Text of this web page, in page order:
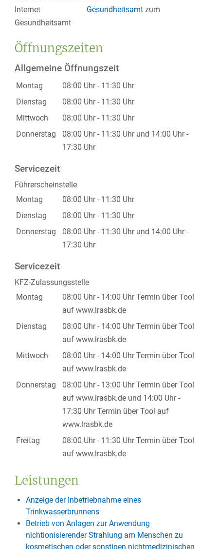
Internet
Gesundheitsamt zum
Gesundheitsamt
Öffnungszeiten
Allgemeine Öffnungszeit
Montag 08:00 Uhr- 11:30 Uhr
Dienstag
08:00 Uhr- 11:30 Uhr
Mittwoch
08:00 Uhr- 11:30 Uhr
Donnerstag
08:00 Uhr- 11:30 Uhrund 14:00 Uhr-
17:30 Uhr
Servicezeit
Führerscheinstelle
Montag
08:00 Uhr- 11:30 Uhr
Dienstag
08:00 Uhr- 11:30 Uhr
Donnerstag
08:00 Uhr- 11:30 Uhrund 14:00 Uhr-
17:30 Uhr
Servicezeit
KFZ-Zulassungsstelle
Montag
08:00 Uhr- 14:00 Uhr Termin über Tool
auf www.lrasbk.de
Dienstag
08:00 Uhr- 14:00 Uhr Termin über Tool
auf www.lrasbk.de
Mittwoch
08:00 Uhr- 14:00 Uhr Termin über Tool
auf www.lrasbk.de
Donnerstag
08:00 Uhr- 13:00 Uhr Termin über Tool
auf www.lrasbk.de und 14:00 Uhr-
17:30 Uhr Termin über Tool auf
www.lrasbk.de
Freitag
08:00 Uhr- 11:30 Uhr Termin über Tool
auf www.lrasbk.de
Leistungen
Anzeige der Inbetriebnahme eines
Trinkwasserbrunnens
Betrieb von Anlagen zur Anwendung
nichtionisierender Strahlung am Menschen zu
kosmetischen oder sonstigen nichtmedizinischen